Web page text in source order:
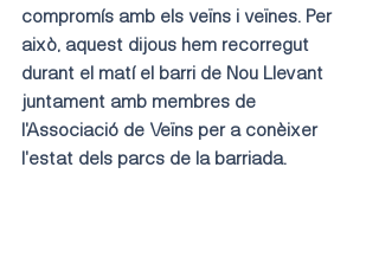
compromís amb els veïns i veïnes. Per
això, aquest dijous hem recorregut
durant el matí el barri de Nou Llevant
juntament amb membres de
l'Associació de Veïns per a conèixer
l'estat dels parcs de la barriada.